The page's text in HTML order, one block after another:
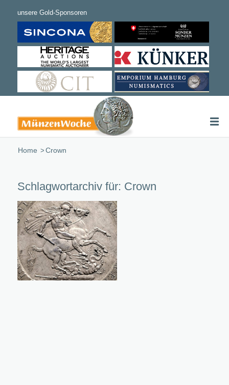
Home /Crown
Schlagwortarchiv für: Crown